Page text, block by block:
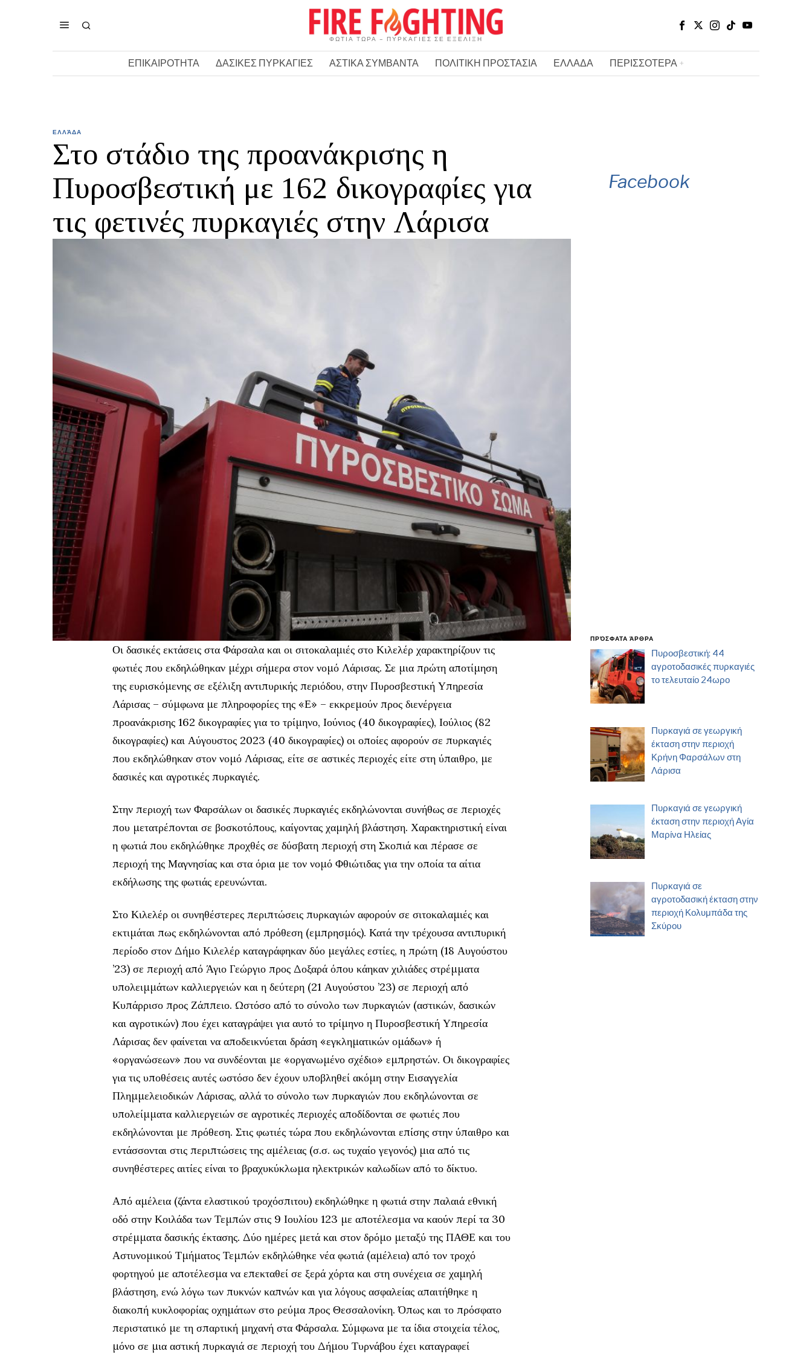
ΦΩΤΙΑ ΤΩΡΑ – ΠΥΡΚΑΓΙΕΣ ΣΕ ΕΞΕΛΙΞΗ
ΕΠΙΚΑΙΡΟΤΗΤΑ ΔΑΣΙΚΕΣ ΠΥΡΚΑΓΙΕΣ ΑΣΤΙΚΑ ΣΥΜΒΑΝΤΑ ΠΟΛΙΤΙΚΗ ΠΡΟΣΤΑΣΙΑ ΕΛΛΑΔΑ ΠΕΡΙΣΣΟΤΕΡΑ
ΕΛΛΆΔΑ
Στο στάδιο της προανάκρισης η
Πυροσβεστική με 162 δικογραφίες για
τις φετινές πυρκαγιές στην Λάρισα
Οι δασικές εκτάσεις στα Φάρσαλα και οι σιτοκαλαμιές στο Κιλελέρ χαρακτηρίζουν τις
φωτιές που εκδηλώθηκαν μέχρι σήμερα στον νομό Λάρισας. Σε μια πρώτη αποτίμηση
της ευρισκόμενης σε εξέλιξη αντιπυρικής περιόδου, στην Πυροσβεστική Υπηρεσία
Λάρισας – σύμφωνα με πληροφορίες της «Ε» – εκκρεμούν προς διενέργεια
προανάκρισης 162 δικογραφίες για το τρίμηνο, Ιούνιος (40 δικογραφίες), Ιούλιος (82
δικογραφίες) και Αύγουστος 2023 (40 δικογραφίες) οι οποίες αφορούν σε πυρκαγιές
που εκδηλώθηκαν στον νομό Λάρισας, είτε σε αστικές περιοχές είτε στη ύπαιθρο, με
δασικές και αγροτικές πυρκαγιές.
Στην περιοχή των Φαρσάλων οι δασικές πυρκαγιές εκδηλώνονται συνήθως σε περιοχές
που μετατρέπονται σε βοσκοτόπους, καίγοντας χαμηλή βλάστηση. Χαρακτηριστική είναι
η φωτιά που εκδηλώθηκε προχθές σε δύσβατη περιοχή στη Σκοπιά και πέρασε σε
περιοχή της Μαγνησίας και στα όρια με τον νομό Φθιώτιδας για την οποία τα αίτια
εκδήλωσης της φωτιάς ερευνώνται.
Στο Κιλελέρ οι συνηθέστερες περιπτώσεις πυρκαγιών αφορούν σε σιτοκαλαμιές και
εκτιμάται πως εκδηλώνονται από πρόθεση (εμπρησμός). Κατά την τρέχουσα αντιπυρική
περίοδο στον Δήμο Κιλελέρ καταγράφηκαν δύο μεγάλες εστίες, η πρώτη (18 Αυγούστου
’23) σε περιοχή από Άγιο Γεώργιο προς Δοξαρά όπου κάηκαν χιλιάδες στρέμματα
υπολειμμάτων καλλιεργειών και η δεύτερη (21 Αυγούστου ’23) σε περιοχή από
Κυπάρρισο προς Ζάππειο. Ωστόσο από το σύνολο των πυρκαγιών (αστικών, δασικών
και αγροτικών) που έχει καταγράψει για αυτό το τρίμηνο η Πυροσβεστική Υπηρεσία
Λάρισας δεν φαίνεται να αποδεικνύεται δράση «εγκληματικών ομάδων» ή
«οργανώσεων» που να συνδέονται με «οργανωμένο σχέδιο» εμπρηστών. Οι δικογραφίες
για τις υποθέσεις αυτές ωστόσο δεν έχουν υποβληθεί ακόμη στην Εισαγγελία
Πλημμελειοδικών Λάρισας, αλλά το σύνολο των πυρκαγιών που εκδηλώνονται σε
υπολείμματα καλλιεργειών σε αγροτικές περιοχές αποδίδονται σε φωτιές που
εκδηλώνονται με πρόθεση. Στις φωτιές τώρα που εκδηλώνονται επίσης στην ύπαιθρο και
εντάσσονται στις περιπτώσεις της αμέλειας (σ.σ. ως τυχαίο γεγονός) μια από τις
συνηθέστερες αιτίες είναι το βραχυκύκλωμα ηλεκτρικών καλωδίων από το δίκτυο.
Από αμέλεια (ζάντα ελαστικού τροχόσπιτου) εκδηλώθηκε η φωτιά στην παλαιά εθνική
οδό στην Κοιλάδα των Τεμπών στις 9 Ιουλίου 123 με αποτέλεσμα να καούν περί τα 30
στρέμματα δασικής έκτασης. Δύο ημέρες μετά και στον δρόμο μεταξύ της ΠΑΘΕ και του
Αστυνομικού Τμήματος Τεμπών εκδηλώθηκε νέα φωτιά (αμέλεια) από τον τροχό
φορτηγού με αποτέλεσμα να επεκταθεί σε ξερά χόρτα και στη συνέχεια σε χαμηλή
βλάστηση, ενώ λόγω των πυκνών καπνών και για λόγους ασφαλείας απαιτήθηκε η
διακοπή κυκλοφορίας οχημάτων στο ρεύμα προς Θεσσαλονίκη. Όπως και το πρόσφατο
περιστατικό με τη σπαρτική μηχανή στα Φάρσαλα. Σύμφωνα με τα ίδια στοιχεία τέλος,
μόνο σε μια αστική πυρκαγιά σε περιοχή του Δήμου Τυρνάβου έχει καταγραφεί
Facebook
ΠΡΌΣΦΑΤΑ ΆΡΘΡΑ
Πυροσβεστική: 44
αγροτοδασικές πυρκαγιές
το τελευταίο 24ωρο
Πυρκαγιά σε γεωργική
έκταση στην περιοχή
Κρήνη Φαρσάλων στη
Λάρισα
Πυρκαγιά σε γεωργική
έκταση στην περιοχή Αγία
Μαρίνα Ηλείας
Πυρκαγιά σε
αγροτοδασική έκταση στην
περιοχή Κολυμπάδα της
Σκύρου